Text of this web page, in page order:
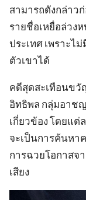
สามารถดังกล่าว
รายชื่อเหยื่อล่วง
ประเทศ เพราะไ
ตัวเขาได้
คดีสุดสะเทือนขวั
อิทธิพล กลุ่มอาช
เกี่ยวข้อง โดยแต่
จะเป็นการค้นหา
การฉวยโอกาสจ
เสียง